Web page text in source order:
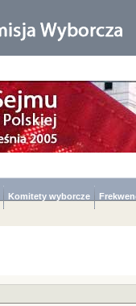
Komitety wyborcze